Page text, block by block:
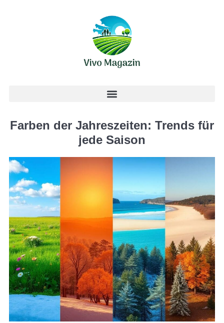
Farben der Jahreszeiten: Trends für
jede Saison